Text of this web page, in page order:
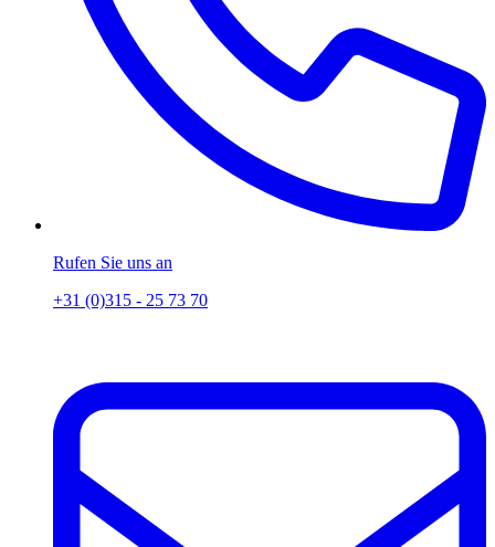
Rufen Sie uns an
+31 (0)315 - 25 73 70